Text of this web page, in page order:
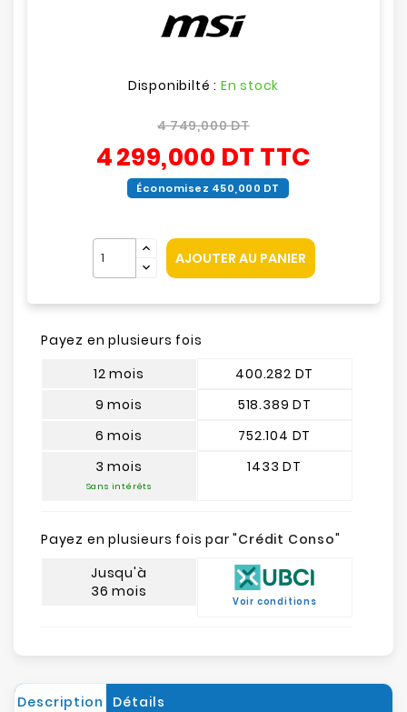
Disponibilté : En stock
4 749,000 DT
4 299,000 DT TTC
Économisez 450,000 DT
AJOUTER AU PANIER
Payez en plusieurs fois
12 mois
9 mois
6 mois
3 mois
Sans intérêts
400.282 DT
518.389 DT
752.104 DT
1433 DT
Payez en plusieurs fois par "Crédit Conso"
Jusqu'à
36 mois
Voir conditions
Description Détails